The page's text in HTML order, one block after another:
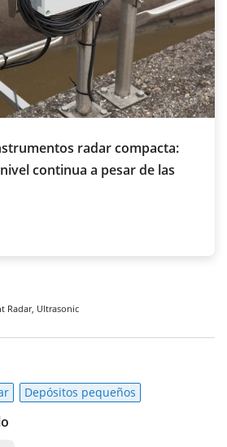
radar compacta:
continua a pesar de las
Radar, Ultrasonic
Depósitos pequeños